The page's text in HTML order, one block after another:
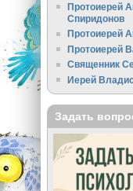
Протоиерей
Спиридонов
Протоиерей
Протоиерей
Священник
Иерей
Задать